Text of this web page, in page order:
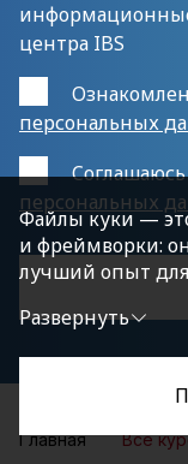
центра IBS
персональных
персональных
Главная Все
Файлы куки —
и фреймворки:
лучший опыт для
политикой
«Принимаю
Развернуть